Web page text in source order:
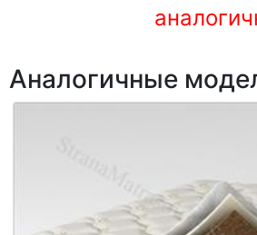
Доставка по городу
Аналогичные